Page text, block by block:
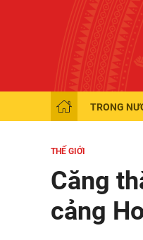
TRONG
THẾ GIỚI
Căng
cảng